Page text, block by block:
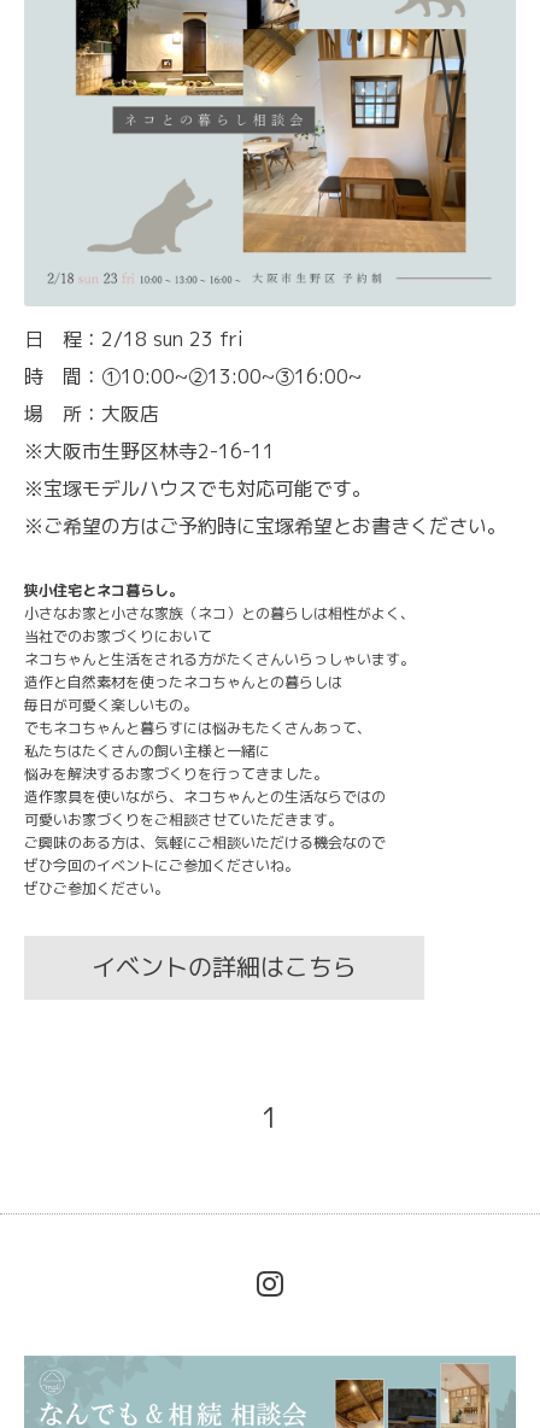
日 程：2/18 sun 23 fri
時 間：①10:00~②13:00~③16:00~
場 所：大阪店
※大阪市生野区林寺2-16-11
※宝塚モデルハウスでも対応可能です。
※ご希望の方はご予約時に宝塚希望とお書きください。
狭小住宅とネコ暮らし。
小さなお家と小さな家族（ネコ）との暮らしは相性がよく、
当社でのお家づくりにおいて
ネコちゃんと生活をされる方がたくさんいらっしゃいます。
造作と自然素材を使ったネコちゃんとの暮らしは
毎日が可愛く楽しいもの。
でもネコちゃんと暮らすには悩みもたくさんあって、
私たちはたくさんの飼い主様と一緒に
悩みを解決するお家づくりを行ってきました。
造作家具を使いながら、ネコちゃんとの生活ならではの
可愛いお家づくりをご相談させていただきます。
ご興味のある方は、気軽にご相談いただける機会なので
ぜひ今回のイベントにご参加くださいね。
ぜひご参加ください。
イベントの詳細はこちら
1